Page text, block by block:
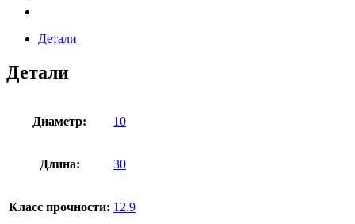
Детали
Детали
Диаметр: 10
Длина: 30
Класс прочности: 12.9